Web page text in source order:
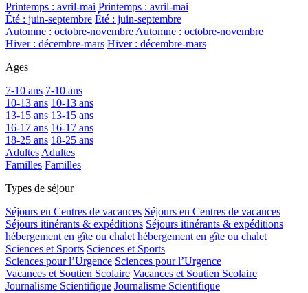
Printemps : avril-mai Printemps : avril-mai
Été : juin-septembre Été : juin-septembre
Automne : octobre-novembreAutomne : octobre-novembre
Hiver : décembre-mars Hiver : décembre-mars
Ages
7-10 ans 7-10 ans
10-13 ans 10-13 ans
13-15 ans 13-15 ans
16-17 ans 16-17 ans
18-25 ans 18-25 ans
AdultesAdultes
Familles Familles
Types de séjour
Séjours en Centres de vacances Séjours en Centres de vacances
Séjours itinérants & expéditions Séjours itinérants & expéditions
hébergement en gîte ou chalet hébergement en gîte ou chalet
Sciences et Sports Sciences et Sports
Sciences pour l’Urgence Sciences pour l’Urgence
Vacances et Soutien Scolaire Vacances et Soutien Scolaire
Journalisme Scientifique Journalisme Scientifique